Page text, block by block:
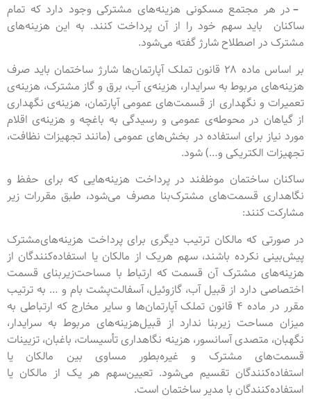
–در هر مجتمع مسکونی هزینه‌های مشترکی وجود دارد که تمام
ساکنان باید سهم خود را از آن پرداخت کنند. به این هزینه‌های
مشترک در اصطلاح شارژ گفته می‌شود.
بر اساس ماده ۲۸ قانون تملک آپارتمان‌ها شارژ ساختمان باید صرف
هزینه‌های مربوط به سرایدار، هزینه‌ی آب، برق و گاز مشترک، هزینه‌ی
تعمیرات و نگهداری از قسمت‌های عمومی آپارتمان، هزینه‌ی نگهداری
از گیاهان در محوطه‌ی عمومی و رسیدگی به باغچه و هزینه‌ی اقلام
مورد نیاز برای استفاده در بخش‌های عمومی (مانند تجهیزات نظافت،
تجهیزات الکتریکی و…) شود.
ساکنان ساختمان موظفند در پرداخت هزینه‌هایی که برای حفظ و
نگاهداری قسمت‌های مشترک‌بنا مصرف می‌شود، طبق مقررات زیر
مشارکت کنند:
در صورتی که مالکان ترتیب دیگری برای پرداخت هزینه‌های‌مشترک
پیش‌بینی نکرده باشند، سهم هریک از مالکان یا استفاده‌کنندگان از
هزینه‌های مشترک آن قسمت که ارتباط با مساحت‌زیربنای قسمت
اختصاصی دارد از قبیل آب، گازوئیل، آسفالت‌پشت بام و … به ترتیب
مقرر در ماده ۴ قانون تملک آپارتمان‌ها و سایر مخارج که ارتباطی به
میزان مساحت زیربنا ندارد از قبیل‌هزینه‌های مربوط به سرایدار،
نگهبان، متصدی آسانسور، هزینه نگاهداری تأسیسات، باغبان، تزیینات
قسمت‌های مشترک و غیره‌بطور مساوی بین مالکان یا
استفاده‌کنندگان تقسیم می‌شود. تعیین‌سهم هر یک از مالکان یا
استفاده‌کنندگان با مدیر ساختمان است.